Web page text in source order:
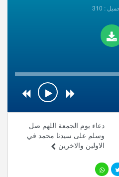
: 310
دعاء يوم الجمعة اللهم صل
وسلم على سيدنا محمد في
الاولين والاخرين